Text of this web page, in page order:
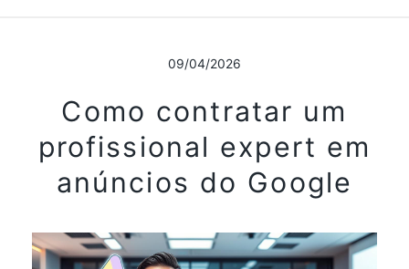
09/04/2026
Como contratar um
profissional expert em
anúncios do Google